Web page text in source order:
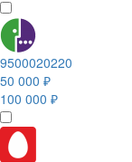
9500020220
50 000 ₽
100 000 ₽